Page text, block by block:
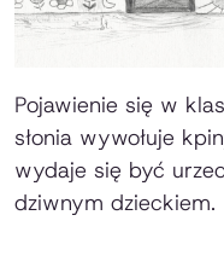
Pojawienie się w
słonia wywołuje
wydaje się być
dziwnym dzieckiem.